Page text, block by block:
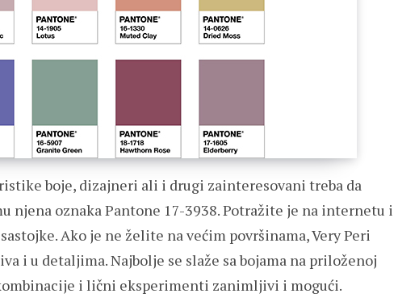
boje, dizajneri ali i drugi zainteresovani treba da
njena oznaka Pantone 17-3938. Potražite je na internetu i
Ako je ne želite na većim površinama, Very Peri
i u detaljima. Najbolje se slaže sa bojama na priloženoj
i lični eksperimenti zanimljivi i mogući.